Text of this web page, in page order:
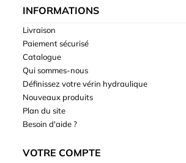
INFORMATIONS
Livraison
Paiement sécurisé
Catalogue
Qui sommes-nous
Définissez votre vérin hydraulique
Nouveaux produits
Plan du site
Besoin d'aide ?
VOTRE COMPTE